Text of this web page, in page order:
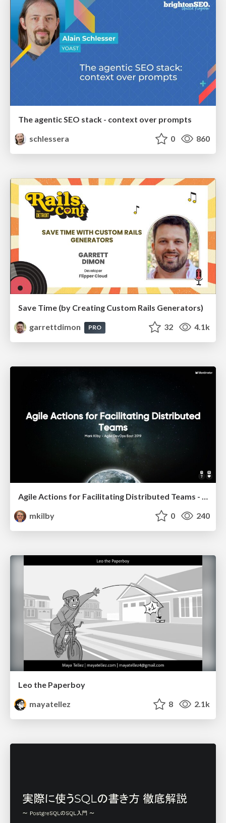
The agentic SEO stack - context over prompts
schlessera
0 860
Save Time (by Creating Custom Rails Generators)
garrettdimon
PRO 32 4.1k
Agile Actions for Facilitating Distributed Teams - ADO2019
mkilby
0 240
Leo the Paperboy
mayatellez
8 2.1k